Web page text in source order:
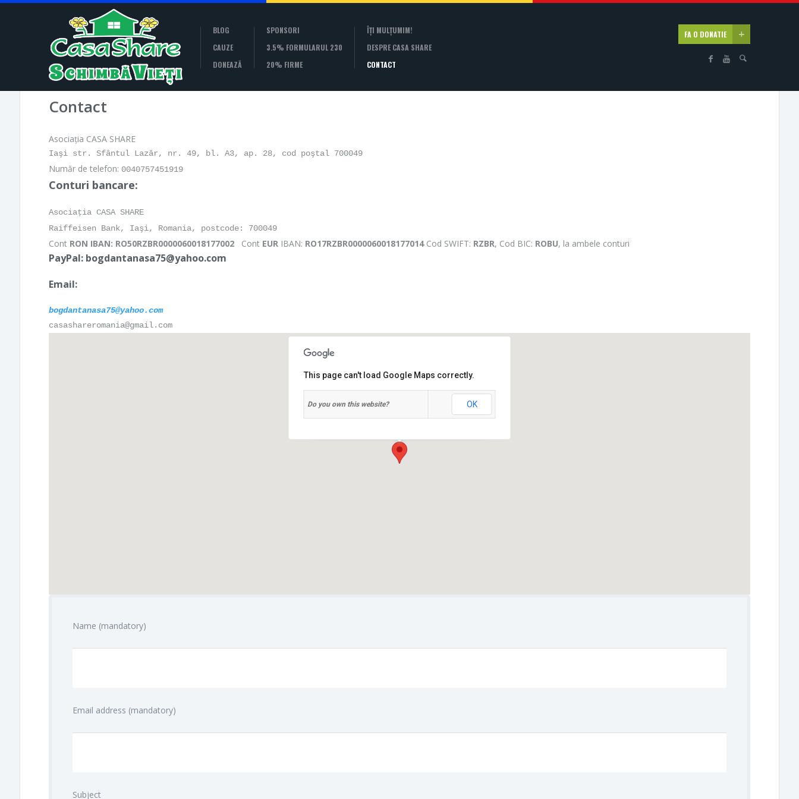
BLOG
CAUZE
DONEAZĂ
SPONSORI
3.5% FORMULARUL 230
20% FIRME
ÎȚI MULȚUMIM!
DESPRE CASA SHARE
CONTACT
FA O DONATIE
Contact
Asociaţia CASA SHARE
Iaşi str. Sfântul Lazăr, nr. 49, bl. A3, ap. 28, cod poştal 700049
Număr de telefon: 0040757451919
Conturi bancare:
Asociația CASA SHARE
Cont RON IBAN: RO50RZBR0000060018177002 Cont EUR IBAN: RO17RZBR0000060018177014Cod SWIFT: RZBR, Cod BIC: ROBU, la ambele conturi
PayPal: bogdantanasa75@yahoo.com
Email:
bogdantanasa75@yahoo.com
casashareromania@gmail.com
This page can't load Google Maps correctly.
Do you own this website? OK
Name (mandatory)
Email address (mandatory)
Subject